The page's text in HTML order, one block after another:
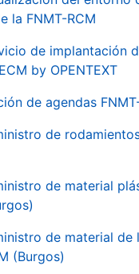
la FNMT-RCM
de implantación
by OPENTEXT
de agendas
de
de material
de material de
(Burgos)